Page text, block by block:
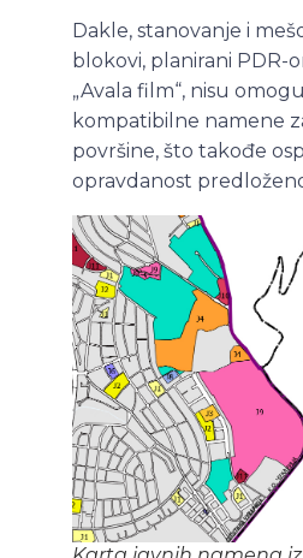
Dakle, stanovanje i
blokovi, planirani PDR-
„Avala film“, nisu
kompatibilne namene
površine, što takođe
opravdanost